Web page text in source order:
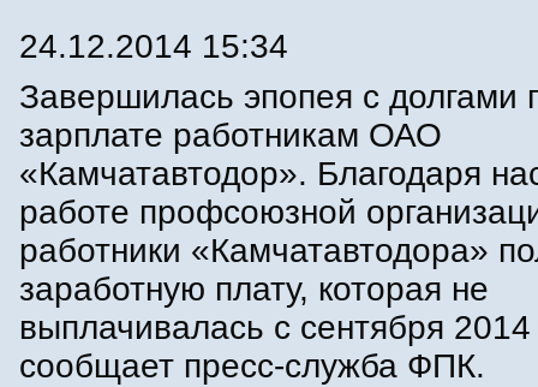
24.12.2014 15:34
Завершилась эпопея с долгами
зарплате работникам ОАО
«Камчатавтодор». Благодаря
работе профсоюзной
работники «Камчатавтодора»
заработную плату, которая не
выплачивалась с сентября 2014
сообщает пресс-служба ФПК.